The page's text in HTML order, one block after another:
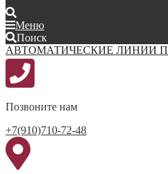
Меню
Поиск
АВТОМАТИЧЕСКИЕ ЛИНИИ
Позвоните нам
+7(910)710-72-48